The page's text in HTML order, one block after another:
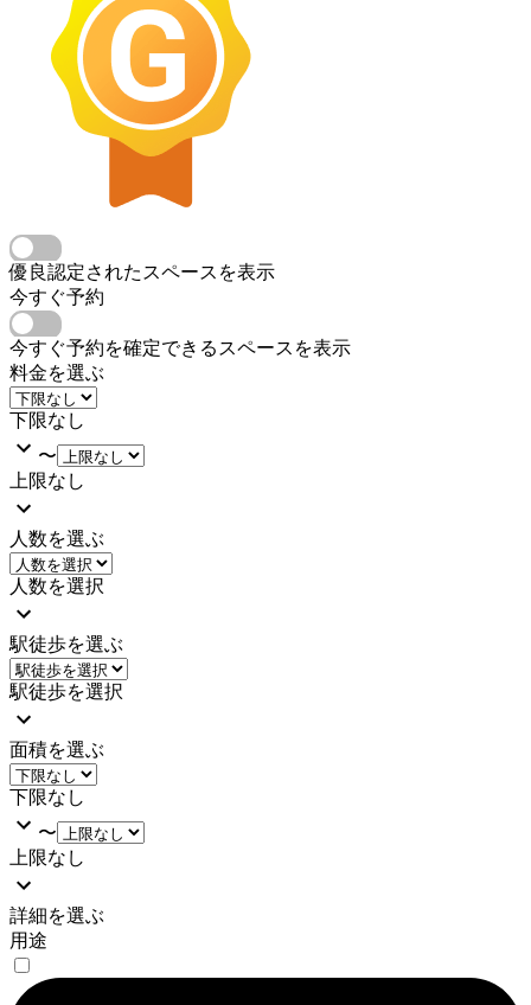
優良認定されたスペースを表示
今すぐ予約
今すぐ予約を確定できるスペースを表示
料金を選ぶ
下限なし
〜
上限なし
人数を選ぶ
人数を選択
駅徒歩を選ぶ
駅徒歩を選択
面積を選ぶ
下限なし
〜
上限なし
詳細を選ぶ
用途